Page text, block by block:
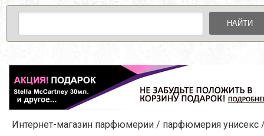
ПАРТНЕРСТВО
КОНТАКТЫ
УНИСЕКС ПАРФЮМЕРИЯ
ЖЕНСКИЕ НАБОРЫ
МУЖСКИЕ НАБОРЫ
УНИСЕКС НАБОРЫ
УХОД ЗА ЛИЦОМ
УХОД ЗА ТЕЛОМ
НАЙТИ
Интернет-магазин парфюмерии / парфюмерия унисекс /Van